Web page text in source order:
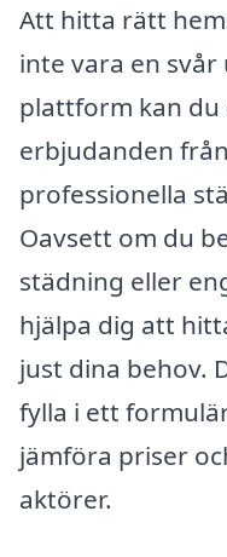
Att hitta rätt
inte vara en
plattform kan du
erbjudanden
professionella
Oavsett om du
städning eller
hjälpa dig att
just dina behov.
fylla i ett
jämföra priser
aktörer.